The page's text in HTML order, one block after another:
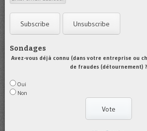
Sondages
Avez-vous déjà connu (dans votre entreprise ou
de fraudes (détournement) ?
Oui
Non